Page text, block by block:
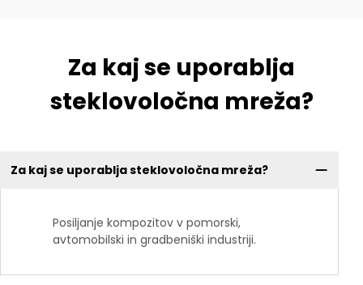
Za kaj se uporablja
steklovoločna mreža?
Za kaj se uporablja steklovoločna mreža?
Posiljanje kompozitov v pomorski,
avtomobilski in gradbeniški industriji.